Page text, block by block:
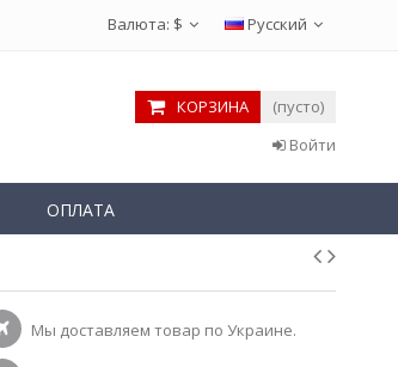
Русский
Валюта: $
КОРЗИНА
(пусто)
Войти
ОПЛАТА
Мы доставляем товар по Украине.